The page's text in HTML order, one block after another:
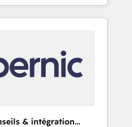
remove manual work. ➤
Monthly tune-ups,
for the work.
to solve the right
As the only
advantage in CRM
generation, data
to-market execution.
& intégration